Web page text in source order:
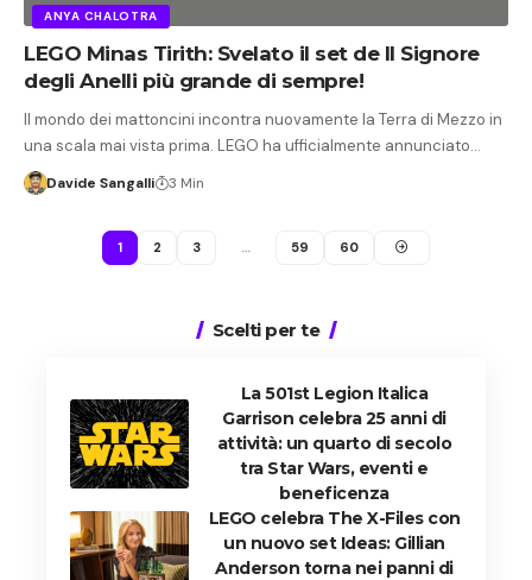
ANYA CHALOTRA
LEGO Minas Tirith: Svelato il set de Il Signore
degli Anelli più grande di sempre!
Il mondo dei mattoncini incontra nuovamente la Terra di Mezzo in
una scala mai vista prima. LEGO ha ufficialmente annunciato…
Davide Sangalli 3 Min
1 2 3 … 59 60
Scelti per te
La 501st Legion Italica
Garrison celebra 25 anni di
attività: un quarto di secolo
tra Star Wars, eventi e
beneficenza
LEGO celebra The X-Files con
un nuovo set Ideas: Gillian
Anderson torna nei panni di